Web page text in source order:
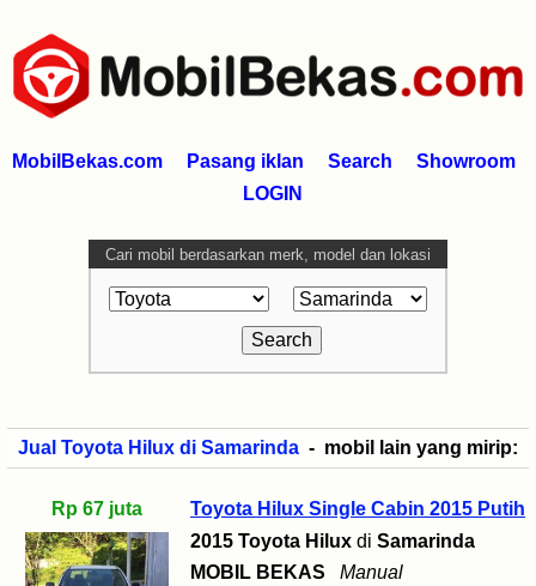
MobilBekas.com Pasang iklan Search
Showroom
LOGIN
Cari mobil berdasarkan merk, model dan lokasi
Jual Toyota Hilux di Samarinda - mobil lain yang mirip:
Rp 67 juta
Toyota Hilux Single Cabin 2015 Putih
2015 Toyota Hilux di Samarinda
MOBIL BEKAS
Manual